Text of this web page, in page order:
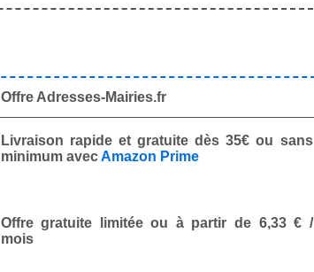
Offre Adresses-Mairies.fr
Livraison rapide et gratuite dès 35€ ou sans
minimum avecAmazon Prime
Offre gratuite limitée ou à partir de 6,33 € /
mois